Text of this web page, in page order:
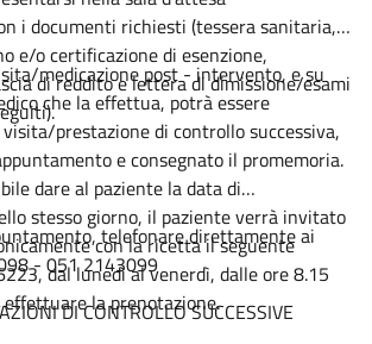
i documenti richiesti (tessera sanitaria,
e/o certificazione di esenzione,
di reddito e lettera di dimissione/esami
medicazione post - intervento, e su
che la effettua, potrà essere
prestazione di controllo successiva,
e consegnato il promemoria.
dare al paziente la data di
stesso giorno, il paziente verrà invitato
con la ricetta il seguente
dal lunedì al venerdì, dalle ore 8.15
la prenotazione.
telefonare direttamente ai
- 051 2143099
DI CONTROLLO SUCCESSIVE